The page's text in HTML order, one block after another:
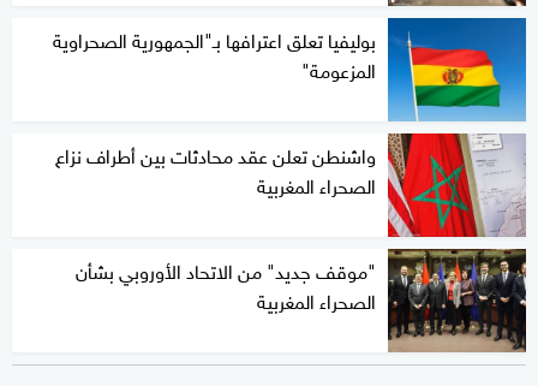
بوليفيا تعلق اعترافها بـ"الجمهورية الصحراوية
المزعومة"
واشنطن تعلن عقد محادثات بين أطراف نزاع
الصحراء المغربية
"موقف جديد" من الاتحاد الأوروبي بشأن
الصحراء المغربية